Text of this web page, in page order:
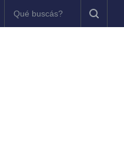
charla sobre la historia del